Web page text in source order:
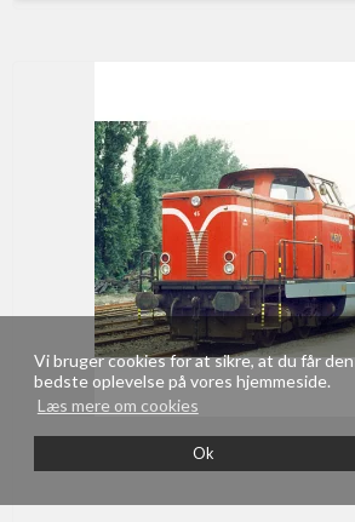
Vi bruger cookies for at sikre, at du får den
bedste oplevelse på vores hjemmeside.
Læs mere om cookies
Ok